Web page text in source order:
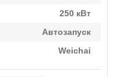
250 кВт
Автозапуск
Weichai